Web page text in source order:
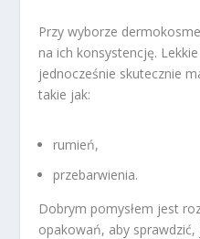
Przy wyborze
na ich konsystencję.
jednocześnie skutecznie
takie jak:
rumień,
przebarwienia.
Dobrym pomysłem jest
opakowań, aby